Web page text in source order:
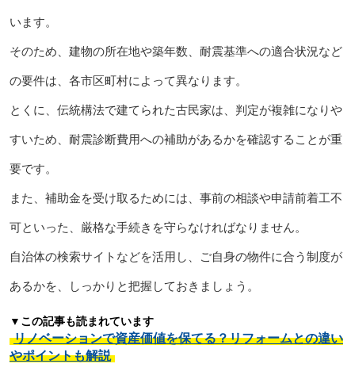
います。
そのため、建物の所在地や築年数、耐震基準への適合状況など
の要件は、各市区町村によって異なります。
とくに、伝統構法で建てられた古民家は、判定が複雑になりや
すいため、耐震診断費用への補助があるかを確認することが重
要です。
また、補助金を受け取るためには、事前の相談や申請前着工不
可といった、厳格な手続きを守らなければなりません。
自治体の検索サイトなどを活用し、ご自身の物件に合う制度が
あるかを、しっかりと把握しておきましょう。
▼この記事も読まれています
リノベーションで資産価値を保てる？リフォームとの違い
やポイントも解説